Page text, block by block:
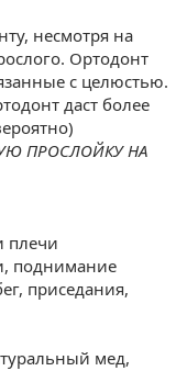
внешность, я
Я не хочу
сплошной ад. Я
нет никого. Моя
ортодонту, чтобы я
мне улучшить
несмотря на
Ортодонт
с целюстью.
даст более
ПРОСЛОЙКУ НА
плечи
поднимание
приседания,
мед,